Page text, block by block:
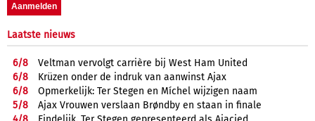
Laatste nieuws
6/8
Veltman vervolgt carrière bij West Ham United
6/8
Krüzen onder de indruk van aanwinst Ajax
6/8
Opmerkelijk: Ter Stegen en Míchel wijzigen naam
5/8
Ajax Vrouwen verslaan Brøndby en staan in finale